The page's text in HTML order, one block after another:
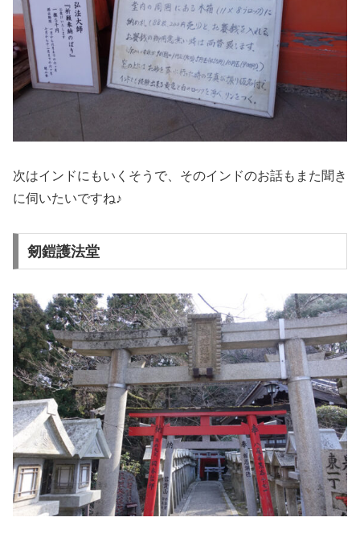
次はインドにもいくそうで、そのインドのお話もまた聞き
に伺いたいですね♪
剱鎧護法堂